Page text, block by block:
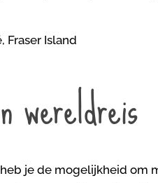
wereldreis
je de mogelijkheid om